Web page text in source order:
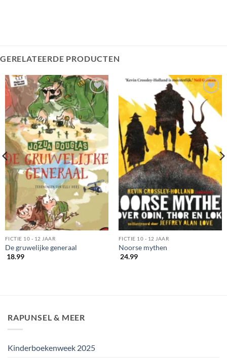
GERELATEERDE PRODUCTEN
FICTIE 10 - 12 JAAR
De gruwelijke generaal
18.99
FICTIE 10 - 12 JAAR
Noorse mythen
24.99
RAPUNSEL & MEER
Kinderboekenweek 2025